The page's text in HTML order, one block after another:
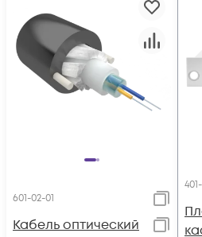
601-02-01
Кабель оптический